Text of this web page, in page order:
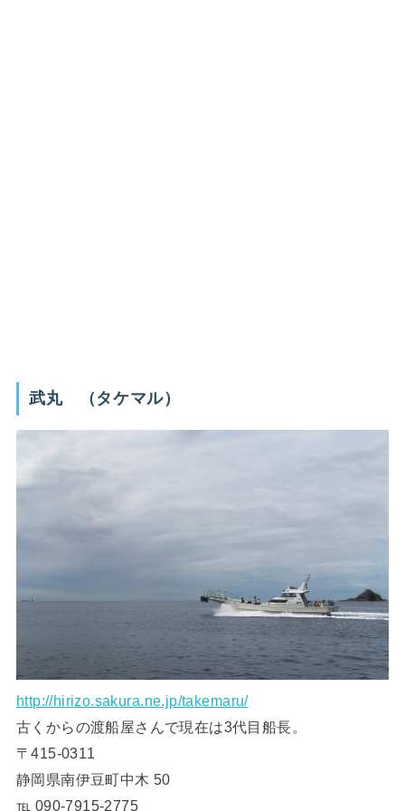
武丸 （タケマル）
http://hirizo.sakura.ne.jp/takemaru/
古くからの渡船屋さんで現在は3代目船長。
〒415-0311
静岡県南伊豆町中木 50
℡ 090-7915-2775